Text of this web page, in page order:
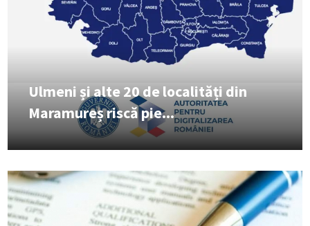
Ulmeni și alte 20 de localități din
Maramureș riscă pie...